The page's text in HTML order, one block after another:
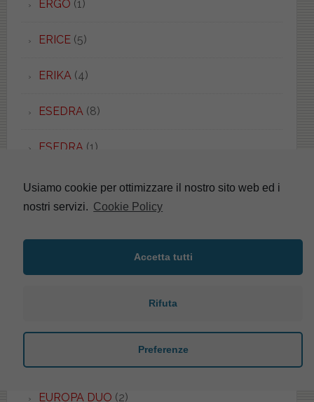
ERGO (1)
ERICE(5)
ERIKA (4)
ESEDRA (8)
ESEDRA (1)
ESSENZA(1)
EUROPA DUO (2)
Usiamo cookie per ottimizzare il nostro sito web ed i
nostri servizi. Cookie Policy
Accetta tutti
Rifuta
Preferenze